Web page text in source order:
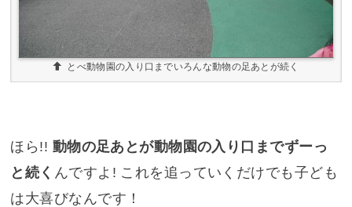
とべ動物園の入り口までいろんな動物の足あとが続く
ほら!! 動物の足あとが動物園の入り口までずーっ
と続く んですよ! これを追っていくだけでも子ども
は大喜びなんです！